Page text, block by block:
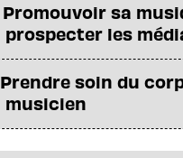
Promouvoir sa
prospecter les
Prendre soin du
musicien